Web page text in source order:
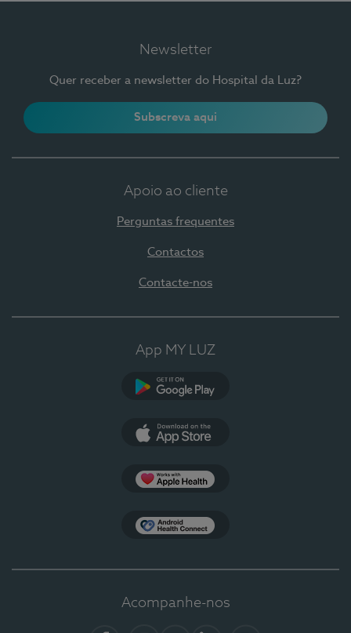
Newsletter
Quer receber a newsletter do Hospital da Luz?
Subscreva aqui
Apoio ao cliente
Perguntas frequentes
Contactos
Contacte-nos
App MY LUZ
Acompanhe-nos